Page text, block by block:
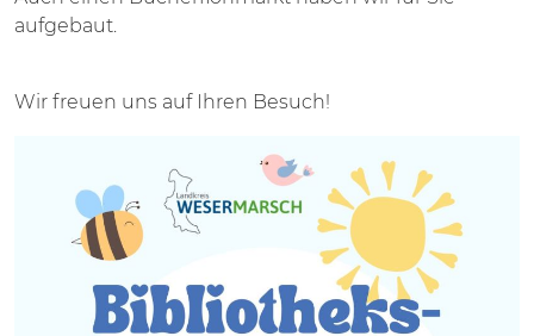
aufgebaut.
Wir freuen uns auf Ihren Besuch!